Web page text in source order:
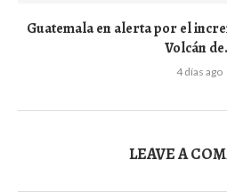
Guatemala en alerta por el
Volcán
4 días ago
LEAVE A